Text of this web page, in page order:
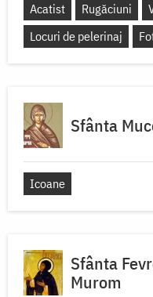
Acatist Rugăciuni
Locuri de pelerinaj
Sfânta
Icoane
Sfânta
Murom